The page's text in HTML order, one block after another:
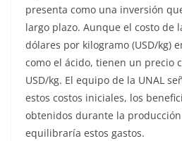
presenta como una inversión
largo plazo. Aunque el costo de
dólares por kilogramo (USD/kg)
como el ácido, tienen un precio
USD/kg. El equipo de la UNAL
estos costos iniciales, los
obtenidos durante la
equilibraría estos gastos.